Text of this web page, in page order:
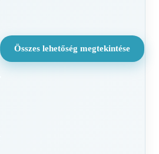
Összes lehetőség megtekintése